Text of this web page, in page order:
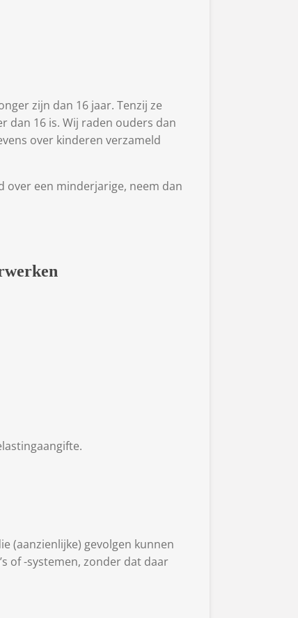
zijn dan 16 jaar. Tenzij ze
dan 16 is. Wij raden ouders dan
over kinderen verzameld
over een minderjarige, neem dan
(aanzienlijke) gevolgen kunnen
of -systemen, zonder dat daar